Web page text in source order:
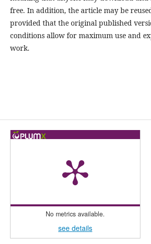
free. In addition, the article may be
provided that the original published
conditions allow for maximum use and
work.
No metrics available.
see details